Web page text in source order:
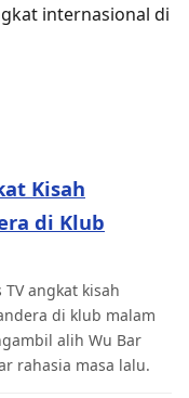
internasional di
Kisah
di Klub
angkat kisah
di klub malam
alih Wu Bar
rahasia masa lalu.